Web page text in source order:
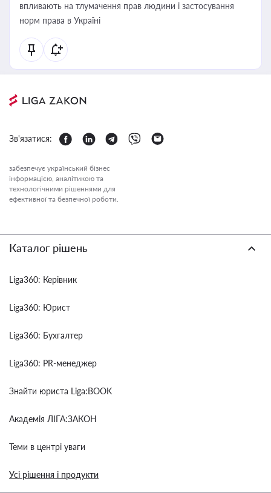
впливають на тлумачення прав людини і застосування
норм права в Україні
Зв'язатися:
забезпечує український бізнес
інформацією, аналітикою та
технологічними рішеннями для
ефективної та безпечної роботи.
Каталог рішень
Liga360: Керівник
Liga360: Юрист
Liga360: Бухгалтер
Liga360: PR-менеджер
Знайти юриста Liga:BOOK
Академія ЛІГА:ЗАКОН
Теми в центрі уваги
Усі рішення і продукти